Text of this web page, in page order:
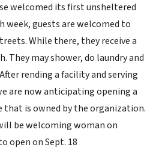
welcomed its first unsheltered
week, guests are welcomed to
While there, they receive a
They may shower, do laundry and
rending a facility and serving
are now anticipating opening a
that is owned by the organization.
be welcoming woman on
open on Sept. 18